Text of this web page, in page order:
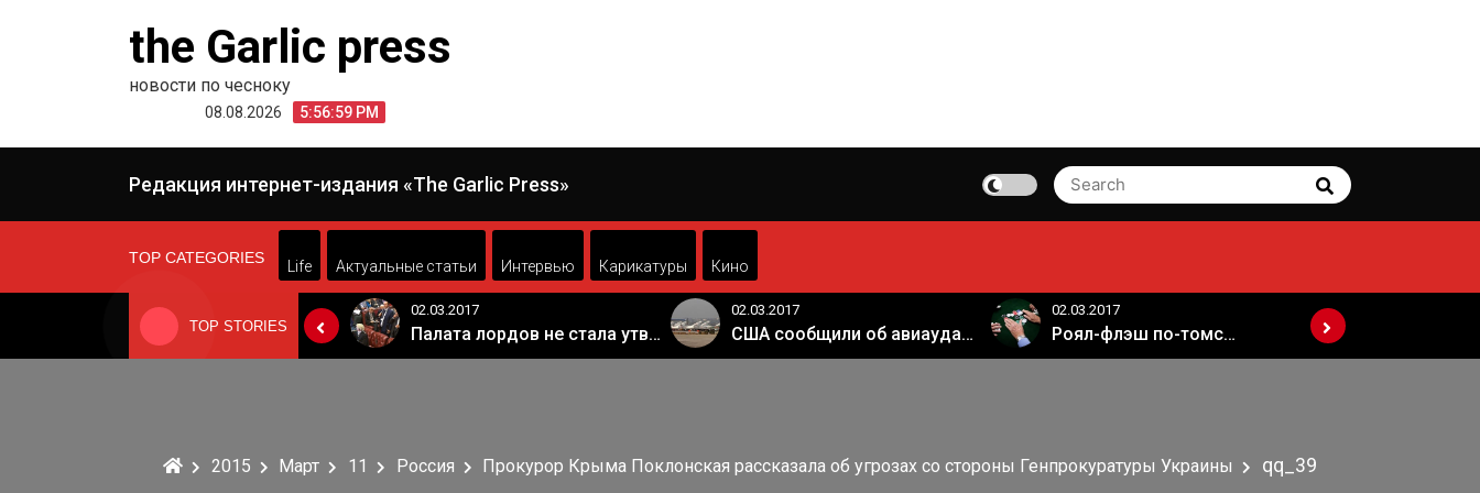
the Garlic press
новости по чесноку
08.08.2026 5:56:59 PM
Редакция интернет-издания «The Garlic Press»
Search
for:
Search
TOP CATEGORIES
Life Актуальные статьи Интервью Карикатуры Кино
TOP STORIES
24.06.2019
Когда Россия разрешит полеты в Грузию. Позиция Кремля
02.03.2017
Палата лордов не стала утверждать законопроект о "брексите"
02.03.2017
США сообщили об авиаударе России по арабской коалиции в Сирии
02.03.2017
Роял-флэш по-томски
2015 Март 11 Россия Прокурор Крыма Поклонская рассказала об угрозах со стороны Генпрокуратуры Украины qq_39